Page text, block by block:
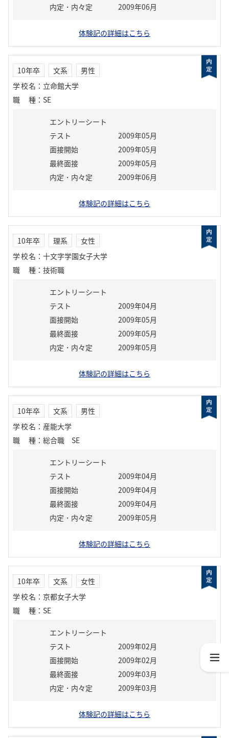
内定・内々定
2009年06月
体験記の詳細はこちら
10年卒 文系
男性
学校名 ： 立命館大学
職種 ： SE
エントリーシート
テスト
2009年05月
面接開始
2009年05月
最終面接
2009年05月
内定・内々定
2009年06月
体験記の詳細はこちら
10年卒 理系
女性
学校名 ： 十文字学園女子大学
職種 ： 技術職
エントリーシート
テスト
2009年04月
面接開始
2009年05月
最終面接
2009年05月
内定・内々定
2009年05月
体験記の詳細はこちら
10年卒 文系
男性
学校名 ： 産能大学
職種 ： 総合職 SE
エントリーシート
テスト
2009年04月
面接開始
2009年04月
最終面接
2009年04月
内定・内々定
2009年05月
体験記の詳細はこちら
10年卒 文系
女性
学校名 ： 京都女子大学
職種 ： SE
エントリーシート
テスト
2009年02月
面接開始
2009年02月
最終面接
2009年03月
内定・内々定
2009年03月
体験記の詳細はこちら